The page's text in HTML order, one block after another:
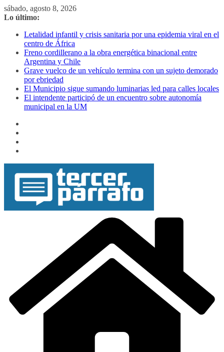
Saltar
al
sábado, agosto 8, 2026
Lo último:
Letalidad infantil y crisis sanitaria por una epidemia viral en el
centro de África
Freno cordillerano a la obra energética binacional entre
Argentina y Chile
Grave vuelco de un vehículo termina con un sujeto demorado
por ebriedad
El Municipio sigue sumando luminarias led para calles locales
El intendente participó de un encuentro sobre autonomía
municipal en la UM